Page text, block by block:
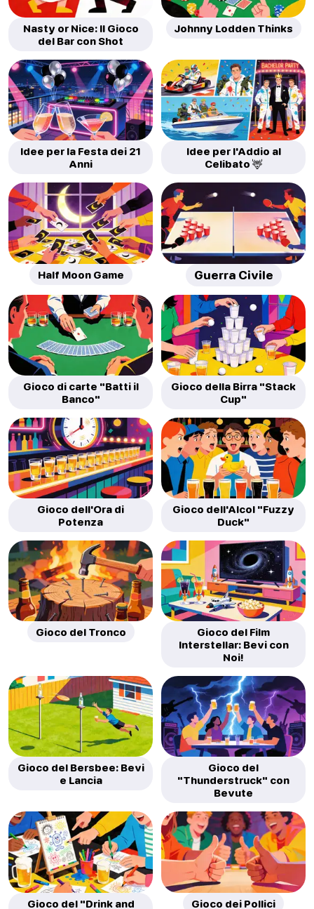
Nasty or Nice: Il Gioco
del Bar con Shot
Johnny Lodden Thinks
Idee per la Festa dei 21
Anni
Idee per l'Addio al
Celibato 🦌
Half Moon Game Guerra Civile
Gioco di carte "Batti il
Banco"
Gioco della Birra "Stack
Cup"
Gioco dell'Ora di
Potenza
Gioco dell'Alcol "Fuzzy
Duck"
Gioco del Tronco
Gioco del Film
Interstellar: Bevi con
Noi!
Gioco del Bersbee: Bevi
e Lancia
Gioco del
"Thunderstruck" con
Bevute
Gioco del "Drink and Gioco dei Pollici